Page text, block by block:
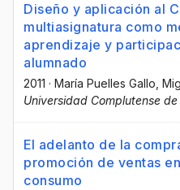
Diseño y aplicación al
multiasignatura como
aprendizaje y
alumnado
2011 · María Puelles Gallo ,
Universidad Complutense
El adelanto de la
promoción de ventas
consumo